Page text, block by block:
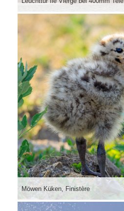
Möwen Küken, Finistère